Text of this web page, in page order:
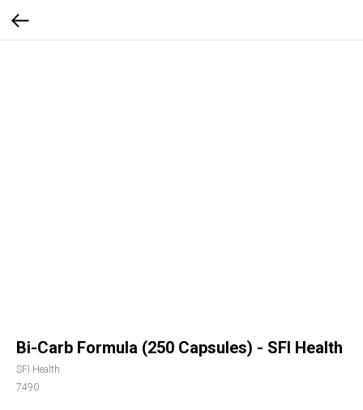
Bi-Carb Formula (250 Capsules) - SFI Health
SFI Health
7490